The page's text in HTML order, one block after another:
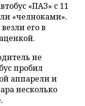
«ПАЗ» с 11
«челноками».
его в
не
пробил
аппарели и
несколько